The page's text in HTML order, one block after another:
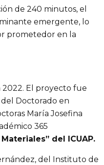
de 240 minutos, el
emergente, lo
prometedor en la
2022. El proyecto fue
Doctorado en
María Josefina
365
del ICUAP.
del Instituto de